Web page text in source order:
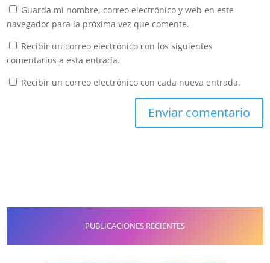
Guarda mi nombre, correo electrónico y web en este
navegador para la próxima vez que comente.
Recibir un correo electrónico con los siguientes
comentarios a esta entrada.
Recibir un correo electrónico con cada nueva entrada.
PUBLICACIONES RECIENTES